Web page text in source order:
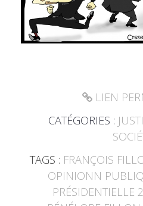
LIEN
CATÉGORIES :
TAGS : FRANÇOIS
OPINIONN
PRÉSIDENTIELLE